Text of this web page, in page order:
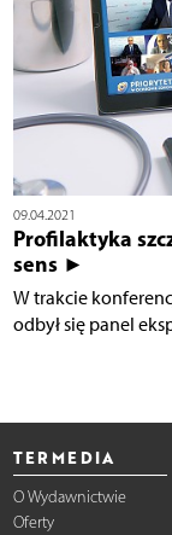
09.04.2021
Profilaktyka
sens ►
W trakcie
odbył się panel
TERMEDIA
O Wydawnictwie
Oferty